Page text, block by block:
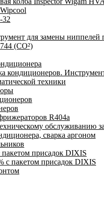
32
для замены ниппелей
(CO²)
кондиционеров.
техники
R404a
обслуживанию
сварка аргоном
пакетом присадок DIXIS
с пакетом присадок DIXIS